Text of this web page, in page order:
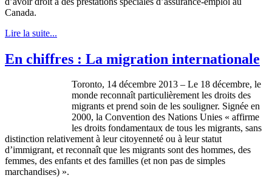
Canada.
Lire la suite...
En chiffres : La migration internationale
Toronto, 14 décembre 2013 – Le 18 décembre, le
monde reconnaît particulièrement les droits des
migrants et prend soin de les souligner. Signée en
2000, la Convention des Nations Unies « affirme
les droits fondamentaux de tous les migrants, sans
distinction relativement à leur citoyenneté ou à leur statut
d’immigrant, et reconnaît que les migrants sont des hommes, des
femmes, des enfants et des familles (et non pas de simples
marchandises) ».